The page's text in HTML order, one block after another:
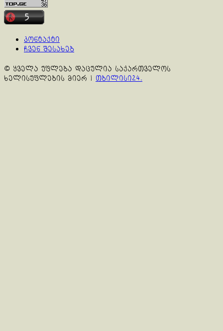
კონტაქტი
ჩვენ შესახებ
© ყველა უფლება დაცულია საქართველოს
ხელისუფლების მიერ | თბილისი24.